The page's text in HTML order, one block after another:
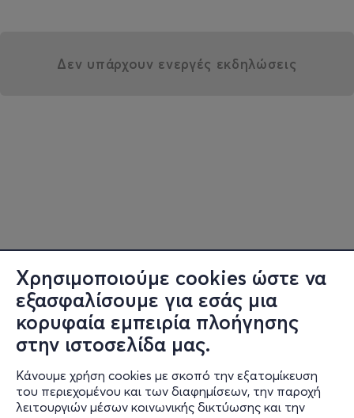
Χρησιμοποιούμε cookies ώστε να
εξασφαλίσουμε για εσάς μια
κορυφαία εμπειρία πλοήγησης
στην ιστοσελίδα μας.
Κάνουμε χρήση cookies με σκοπό την εξατομίκευση
του περιεχομένου και των διαφημίσεων, την παροχή
λειτουργιών μέσων κοινωνικής δικτύωσης και την
Δεν υπάρχουν ενεργές εκδηλώσεις